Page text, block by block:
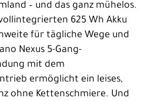
– und das ganz mühelos.
625 Wh Akku
für tägliche Wege und
Nexus 5-Gang-
mit dem
ermöglicht ein leises,
ohne Kettenschmiere. Und